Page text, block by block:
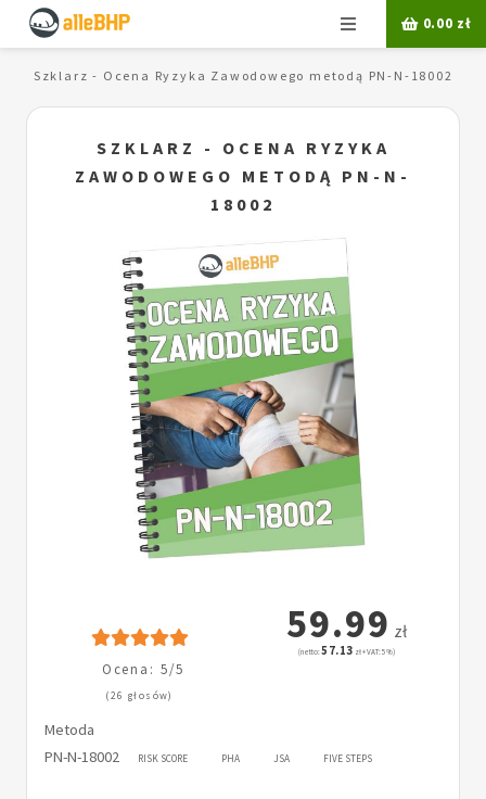
Menu 0.00 zł
Szklarz - Ocena Ryzyka Zawodowego metodą PN-N-18002
SZKLARZ - OCENA RYZYKA
ZAWODOWEGO METODĄ PN-N-
18002
Ocena: 5/5
(26 głosów)
59.99 zł
(netto:57.13 zł + VAT: 5%)
Metoda
PN-N-18002
RISK SCORE PHA JSA FIVE STEPS